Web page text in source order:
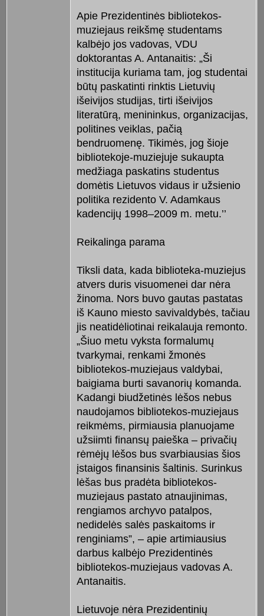
Apie Prezidentinės bibliotekos-
muziejaus reikšmę studentams
kalbėjo jos vadovas, VDU
doktorantas A. Antanaitis: „Ši
institucija kuriama tam, jog studentai
būtų paskatinti rinktis Lietuvių
išeivijos studijas, tirti išeivijos
literatūrą, menininkus, organizacijas,
politines veiklas, pačią
bendruomenę. Tikimės, jog šioje
bibliotekoje-muziejuje sukaupta
medžiaga paskatins studentus
domėtis Lietuvos vidaus ir užsienio
politika rezidento V. Adamkaus
kadencijų 1998–2009 m. metu.’’
Reikalinga parama
Tiksli data, kada biblioteka-muziejus
atvers duris visuomenei dar nėra
žinoma. Nors buvo gautas pastatas
iš Kauno miesto savivaldybės, tačiau
jis neatidėliotinai reikalauja remonto.
„Šiuo metu vyksta formalumų
tvarkymai, renkami žmonės
bibliotekos-muziejaus valdybai,
baigiama burti savanorių komanda.
Kadangi biudžetinės lėšos nebus
naudojamos bibliotekos-muziejaus
reikmėms, pirmiausia planuojame
užsiimti finansų paieška – privačių
rėmėjų lėšos bus svarbiausias šios
įstaigos finansinis šaltinis. Surinkus
lėšas bus pradėta bibliotekos-
muziejaus pastato atnaujinimas,
rengiamos archyvo patalpos,
nedidelės salės paskaitoms ir
renginiams”, – apie artimiausius
darbus kalbėjo Prezidentinės
bibliotekos-muziejaus vadovas A.
Antanaitis.
Lietuvoje nėra Prezidentinių